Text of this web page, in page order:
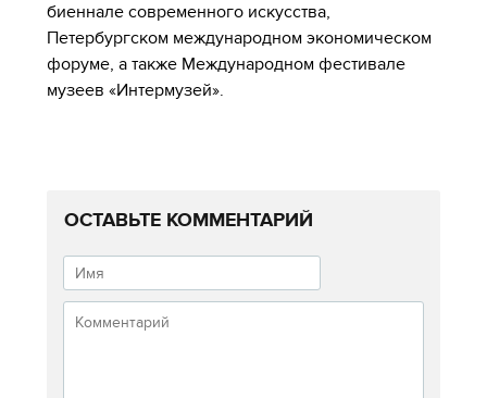
биеннале современного искусства,
Петербургском международном экономическом
форуме, а также Международном фестивале
музеев «Интермузей».
ОСТАВЬТЕ КОММЕНТАРИЙ